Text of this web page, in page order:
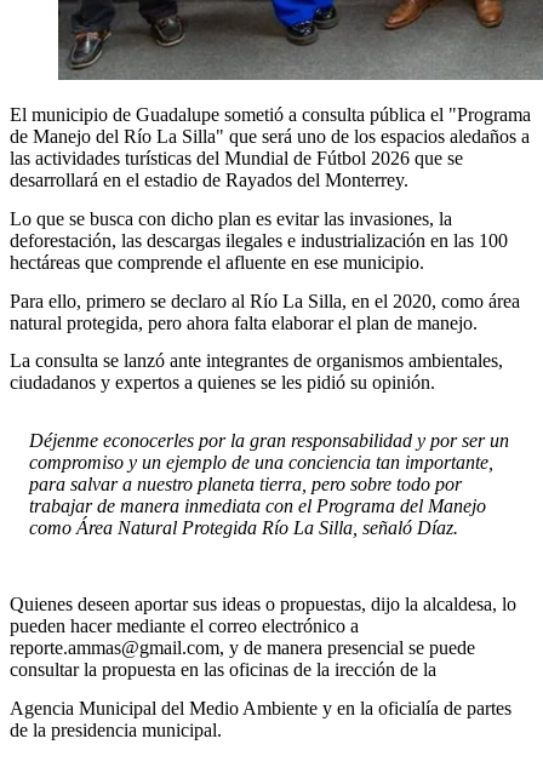
El municipio de Guadalupe sometió a consulta pública el "Programa
de Manejo del Río La Silla" que será uno de los espacios aledaños a
las actividades turísticas del Mundial de Fútbol 2026 que se
desarrollará en el estadio de Rayados del Monterrey.
Lo que se busca con dicho plan es evitar las invasiones, la
deforestación, las descargas ilegales e industrialización en las 100
hectáreas que comprende el afluente en ese municipio.
Para ello, primero se declaro al Río La Silla, en el 2020, como área
natural protegida, pero ahora falta elaborar el plan de manejo.
La consulta se lanzó ante integrantes de organismos ambientales,
ciudadanos y expertos a quienes se les pidió su opinión.
Déjenme econocerles por la gran responsabilidad y por ser un
compromiso y un ejemplo de una conciencia tan importante,
para salvar a nuestro planeta tierra, pero sobre todo por
trabajar de manera inmediata con el Programa del Manejo
como Área Natural Protegida Río La Silla, señaló Díaz.
Quienes deseen aportar sus ideas o propuestas, dijo la alcaldesa, lo
pueden hacer mediante el correo electrónico a
reporte.ammas@gmail.com, y de manera presencial se puede
consultar la propuesta en las oficinas de la irección de la
Agencia Municipal del Medio Ambiente y en la oficialía de partes
de la presidencia municipal.